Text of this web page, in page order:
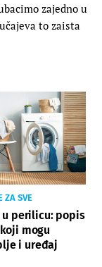
zajedno u
to zaista
ZA SVE
u perilicu: popis
mogu
i uređaj